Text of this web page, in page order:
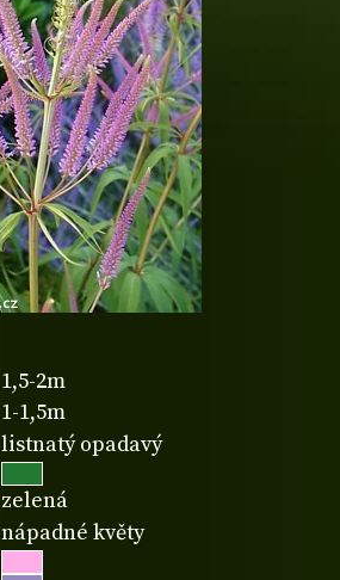
1,5-2m
1-1,5m
listnatý opadavý
zelená
nápadné květy